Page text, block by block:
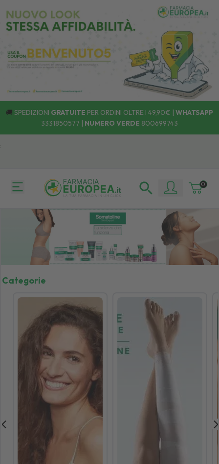
🚚 SPEDIZIONI GRATUITE PER ORDINI OLTRE I 49,90€ | WHATSAPP
3331850577 | NUMERO VERDE 800699743
0
Categorie